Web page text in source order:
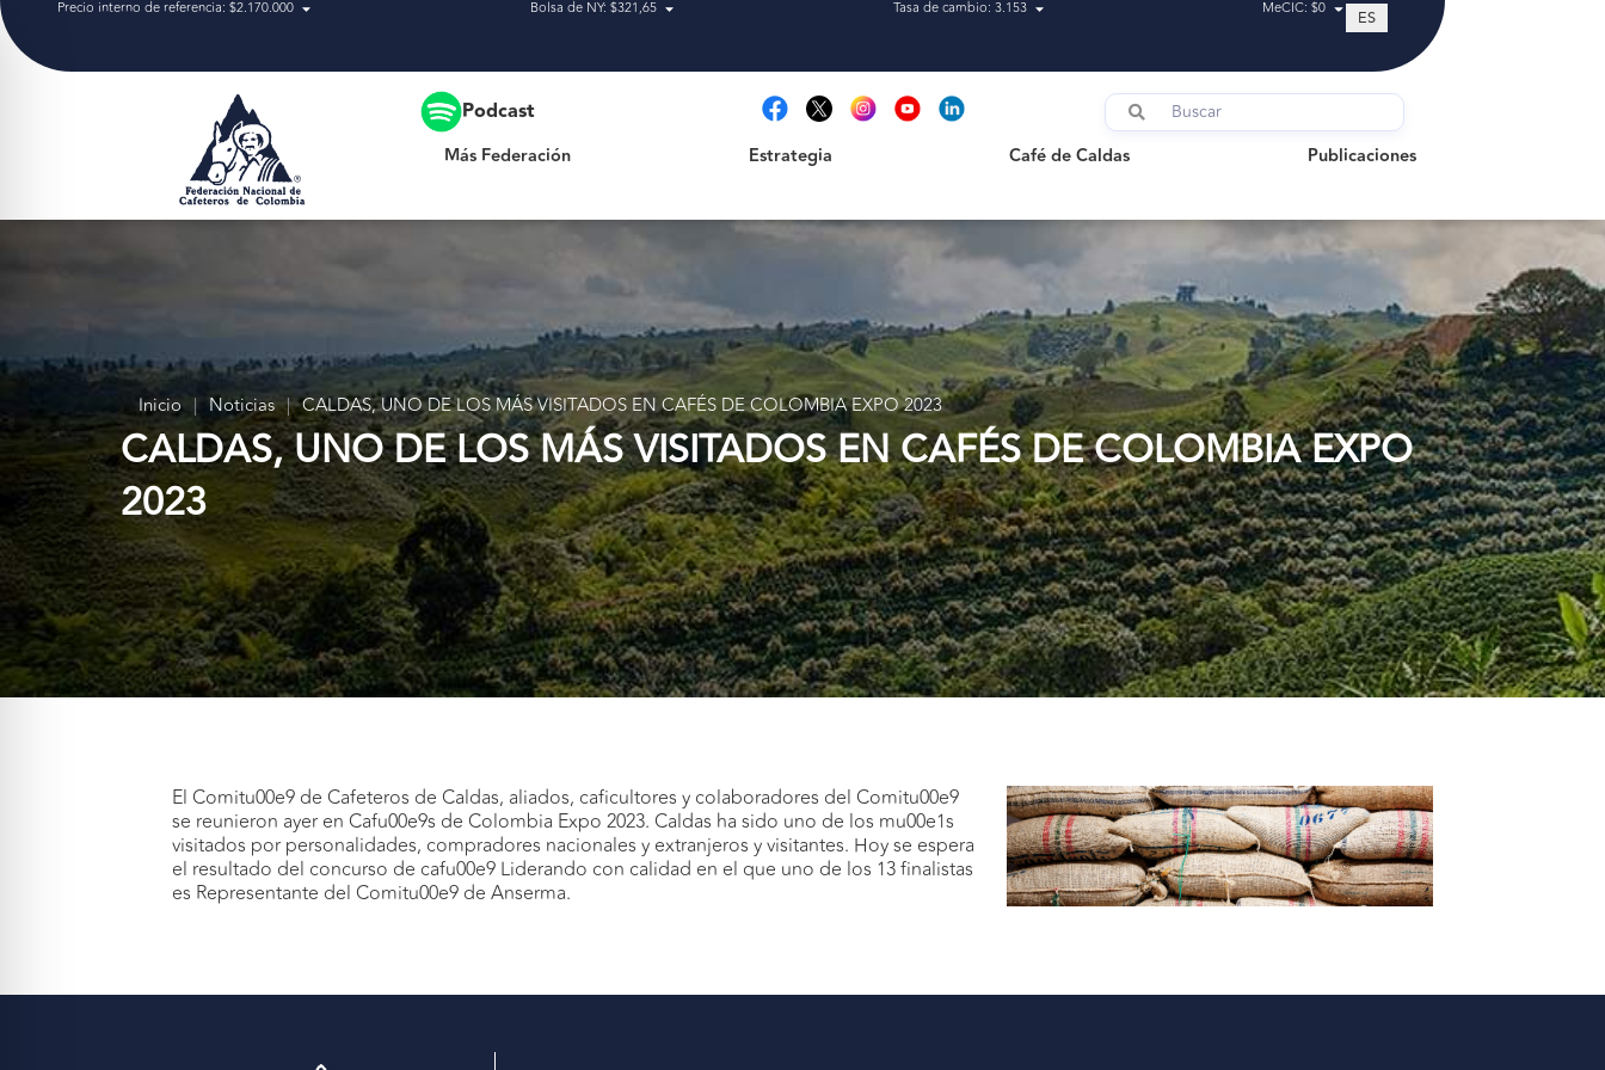
Precio interno de referencia: $2.170.000 Bolsa de NY: $321,65 Tasa de cambio: 3.153 MeCIC: $0 ES
Podcast
Más Federación Estrategia Café de Caldas Publicaciones
Publicaciones
Inicio | Noticias | CALDAS, UNO DE LOS MÁS VISITADOS EN CAFÉS DE COLOMBIA EXPO 2023
CALDAS, UNO DE LOS MÁS VISITADOS EN CAFÉS DE COLOMBIA EXPO
2023
El Comitu00e9 de Cafeteros de Caldas, aliados, caficultores y colaboradores del Comitu00e9
se reunieron ayer en Cafu00e9s de Colombia Expo 2023. Caldas ha sido uno de los mu00e1s
visitados por personalidades, compradores nacionales y extranjeros y visitantes. Hoy se espera
el resultado del concurso de cafu00e9 Liderando con calidad en el que uno de los 13 finalistas
es Representante del Comitu00e9 de Anserma.